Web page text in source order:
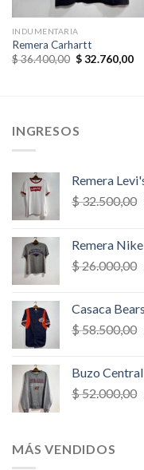
INDUMENTARIA
Remera Carhartt
$36.400,00 El
$32.760,00El
INGRESOS
Remera
$32.500,00
Remera Nike
$26.000,00
Casaca
$58.500,00
Buzo
$52.000,00
MÁS VENDIDOS